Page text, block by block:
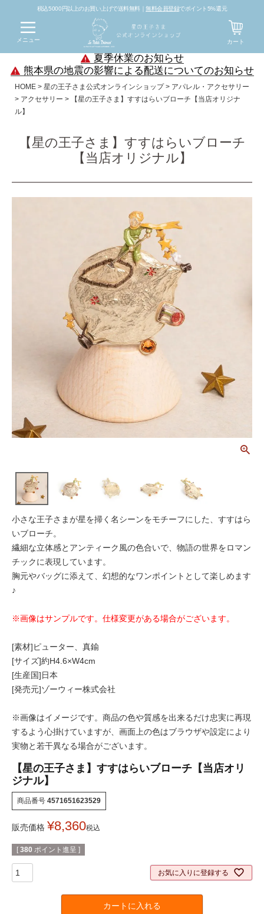
税込5000円以上のお買い上げで送料無料｜無料会員登録でポイント5%還元
メニュー カート
夏季休業のお知らせ
熊本県の地震の影響による配送についてのお知らせ
HOME 星の王子さま公式オンラインショップ
アパレル・アクセサリー
アクセサリー
【星の王子さま】すすはらいブローチ【当店オリジナ
ル】
【星の王子さま】すすはらいブローチ
【当店オリジナル】
小さな王子さまが星を掃く名シーンをモチーフにした、すすはら
いブローチ。
繊細な立体感とアンティーク風の色合いで、物語の世界をロマン
チックに表現しています。
胸元やバッグに添えて、幻想的なワンポイントとして楽しめます
♪
※画像はサンプルです。仕様変更がある場合がございます。
[素材]ピューター、真鍮
[サイズ]約H4.6×W4cm
[生産国]日本
[発売元]ゾーウィー株式会社
※画像はイメージです。商品の色や質感を出来るだけ忠実に再現
するよう心掛けていますが、画面上の色はブラウザや設定により
実物と若干異なる場合がございます。
【星の王子さま】すすはらいブローチ【当店オリ
ジナル】
商品番号 4571651623529
販売価格 ¥8,360税込
[ 380 ポイント進呈 ]
お気に入りに登録する
カートに入れる